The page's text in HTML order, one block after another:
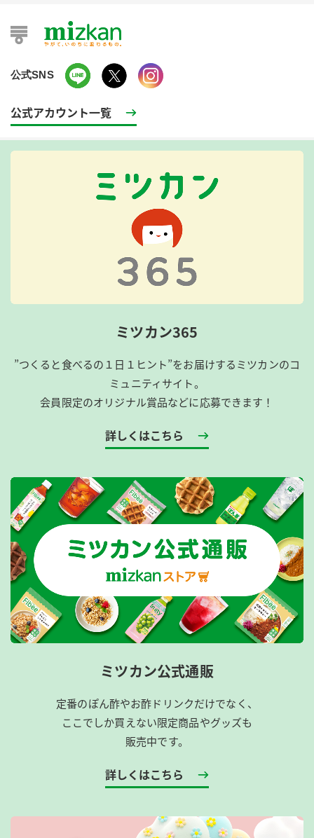
公式SNS
公式アカウント一覧
ミツカン365
”つくると食べるの１日１ヒント”をお届けするミツカンのコ
ミュニティサイト。
会員限定のオリジナル賞品などに応募できます！
詳しくはこちら
ミツカン公式通販
定番のぽん酢やお酢ドリンクだけでなく、
ここでしか買えない限定商品やグッズも
販売中です。
詳しくはこちら